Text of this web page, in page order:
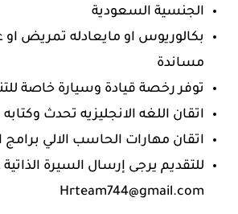
الجنسية السعودية
بكالوريوس او مايعادله تمريض او
مساندة
توفر رخصة قيادة وسيارة خاصة
اتقان اللغه الانجليزيه تحدث وكتابه
اتقان مهارات الحاسب الالي
للتقديم يرجى إرسال السيرة الذاتية
Hrteam744@gmail.com